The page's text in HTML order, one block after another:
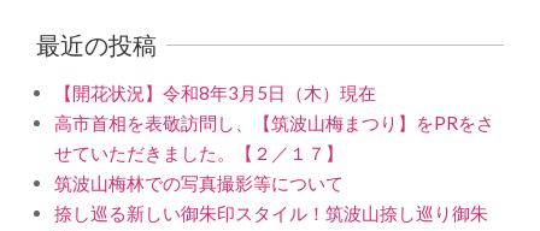
最近の投稿
【開花状況】令和8年3月5日（木）現在
高市首相を表敬訪問し、【筑波山梅まつり】をPRをさ
せていただきました。【２／１７】
筑波山梅林での写真撮影等について
捺し巡る新しい御朱印スタイル！筑波山捺し巡り御朱